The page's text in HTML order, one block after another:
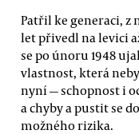
Patřil ke generaci, z
let přivedl na levici
se po únoru 1948
vlastnost, která
nyní — schopnost i
a chyby a pustit se
možného rizika.